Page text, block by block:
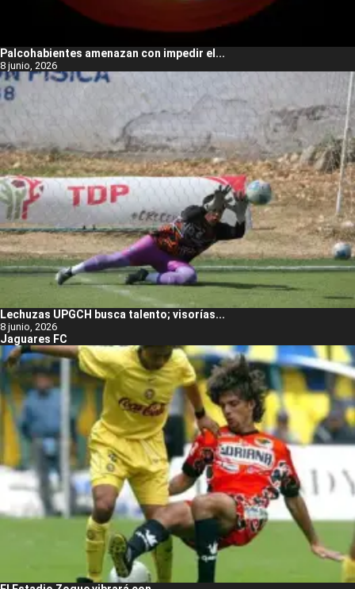
Palcohabientes amenazan con impedir el...
8 junio, 2026
Lechuzas UPGCH busca talento; visorías...
8 junio, 2026
Jaguares FC